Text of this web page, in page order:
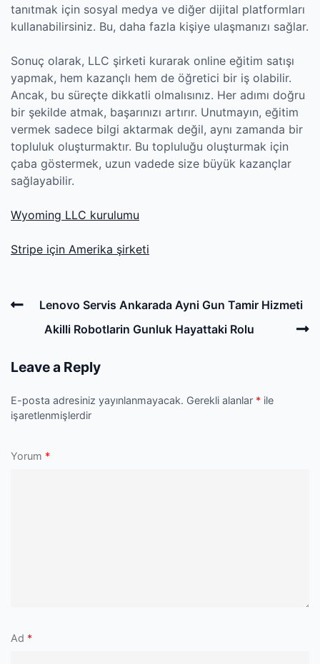
tanıtmak için sosyal medya ve diğer dijital platformları
kullanabilirsiniz. Bu, daha fazla kişiye ulaşmanızı sağlar.
Sonuç olarak, LLC şirketi kurarak online eğitim satışı
yapmak, hem kazançlı hem de öğretici bir iş olabilir.
Ancak, bu süreçte dikkatli olmalısınız. Her adımı doğru
bir şekilde atmak, başarınızı artırır. Unutmayın, eğitim
vermek sadece bilgi aktarmak değil, aynı zamanda bir
topluluk oluşturmaktır. Bu topluluğu oluşturmak için
çaba göstermek, uzun vadede size büyük kazançlar
sağlayabilir.
Wyoming LLC kurulumu
Stripe için Amerika şirketi
Post
navigation
PreviousLenovo Servis Ankarada Ayni Gun Tamir Hizmeti
Akilli Robotlarin Gunluk Hayattaki Rolu
Leave a Reply
E-posta adresiniz yayınlanmayacak. Gerekli alanlar * ile
işaretlenmişlerdir
Yorum *
Ad *